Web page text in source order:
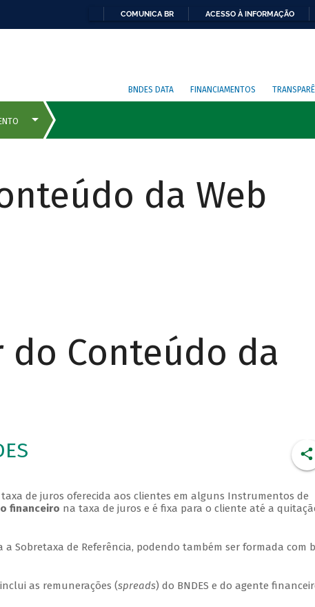
COMUNICA BR ACESSO À INFORMAÇÃO
BNDES DATA FINANCIAMENTOS
da Web
Conteúdo da
taxa de juros oferecida aos clientes em alguns Instrumentos de
financeiro na taxa de juros e é fixa para o cliente até a
Sobretaxa de Referência, podendo também ser formada com
as remunerações (spreads) do BNDES e do agente